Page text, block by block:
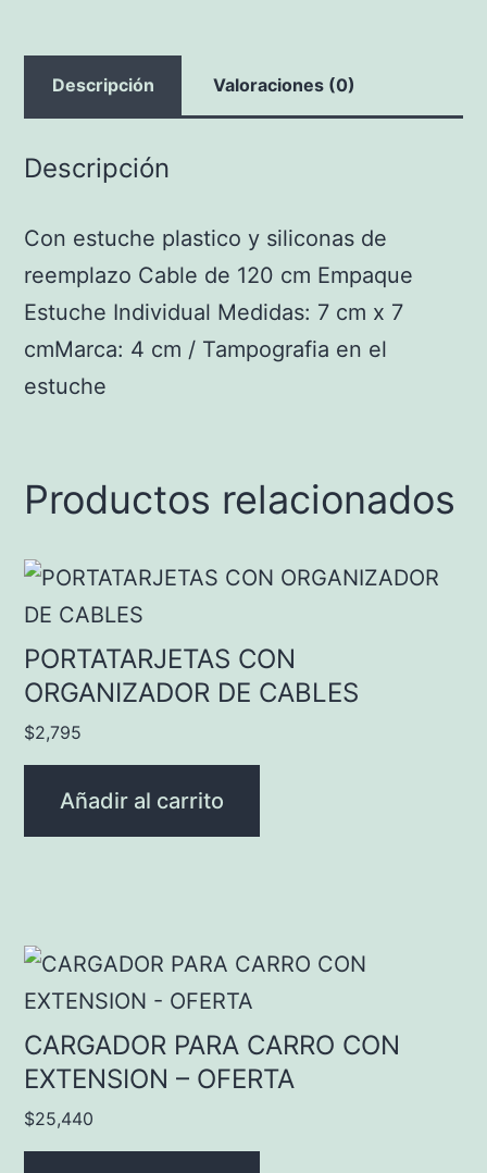
Descripción Valoraciones (0)
Descripción
Con estuche plastico y siliconas de
reemplazo Cable de 120 cm Empaque
Estuche Individual Medidas: 7 cm x 7
cmMarca: 4 cm / Tampografia en el
estuche
Productos relacionados
PORTATARJETAS CON
ORGANIZADOR DE CABLES
$2,795
Añadir al carrito
CARGADOR PARA CARRO CON
EXTENSION – OFERTA
$25,440